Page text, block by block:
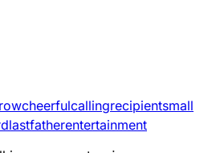
cheerfulcallingrecipientsmall
lastfatherentertainment